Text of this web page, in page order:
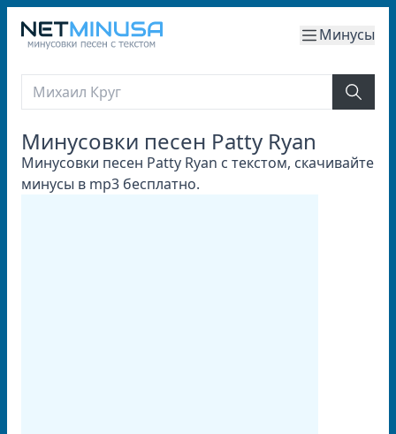
Минусы
Минусовки песен Patty Ryan
Минусовки песен Patty Ryan с текстом, скачивайте
минусы в mp3 бесплатно.